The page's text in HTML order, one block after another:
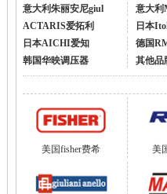
意大利朱丽安尼giul
意大利
ACTARIS爱拓利
日本
日本AICHI爱知
德国
韩国华映调压器
其他品
美国fisher费希 美